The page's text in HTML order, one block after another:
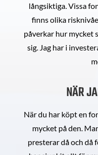
långsiktiga. Vissa
finns olika
påverkar hur mycket
sig. Jag har i
NÄR
När du har köpt en
mycket på den.
presterar då och då